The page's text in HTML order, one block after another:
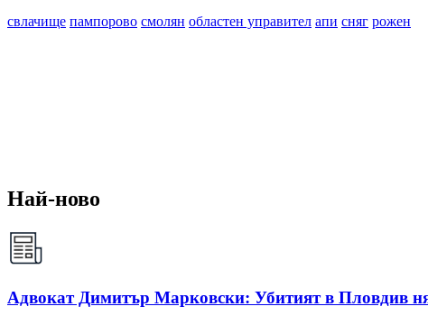
свлачище пампорово смолян областен управител апи сняг рожен
Най-ново
Адвокат Димитър Марковски: Убитият в Пловдив